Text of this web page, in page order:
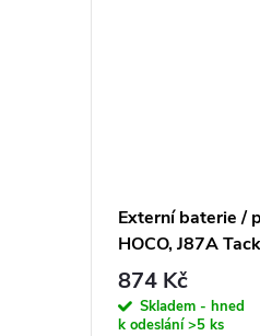
Externí baterie /
HOCO, J87A
PD20W+QC3.0
Black
874 Kč
Skladem - hned
k odeslání>5 ks